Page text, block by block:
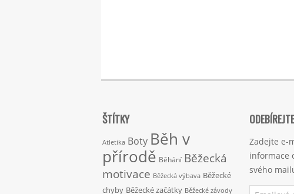
ŠTÍTKY
Atletika Boty Běh v
přírodě Běhání Běžecká
motivace Běžecká výbava Běžecké
chyby Běžecké začátky Běžecké závody
Zadejte e-
informace
svého
Emailová